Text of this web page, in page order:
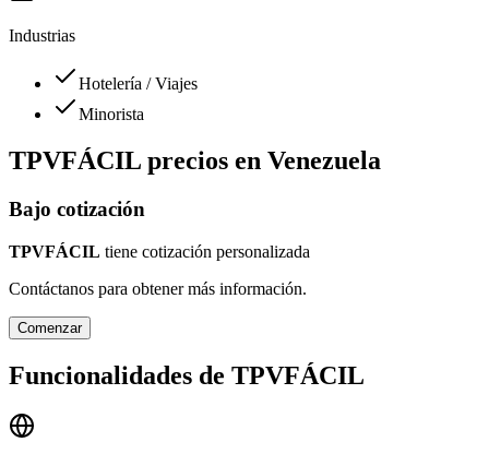
Industrias
Hotelería / Viajes
Minorista
TPVFÁCIL precios en Venezuela
Bajo cotización
TPVFÁCIL tiene cotización personalizada
Contáctanos para obtener más información.
Comenzar
Funcionalidades de TPVFÁCIL